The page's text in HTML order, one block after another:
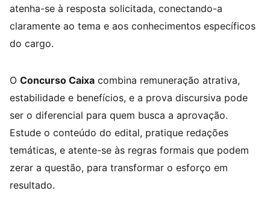
atenha-se à resposta solicitada, conectando-a
claramente ao tema e aos conhecimentos específicos
do cargo.
O Concurso Caixa combina remuneração atrativa,
estabilidade e benefícios, e a prova discursiva pode
ser o diferencial para quem busca a aprovação.
Estude o conteúdo do edital, pratique redações
temáticas, e atente-se às regras formais que podem
zerar a questão, para transformar o esforço em
resultado.